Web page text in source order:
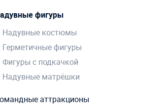
фигуры
Надувные костюмы
Герметичные фигуры
Фигуры с подкачкой
Надувные матрёшки
аттракционы